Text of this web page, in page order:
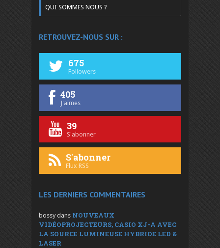
QUI SOMMES NOUS ?
RETROUVEZ-NOUS SUR :
675
Followers
405
J'aimes
39
S'abonner
S'abonner
Flux RSS
LES DERNIERS COMMENTAIRES
bossy dans NOUVEAUX
VIDÉOPROJECTEURS, CASIO XJ-A AVEC
LA SOURCE LUMINEUSE HYBRIDE LED &
LASER